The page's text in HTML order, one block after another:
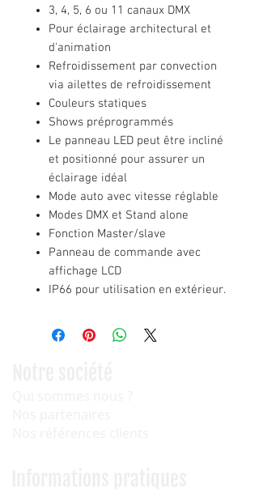
3, 4, 5, 6 ou 11 canaux DMX
Pour éclairage architectural et
d'animation
Refroidissement par convection
via ailettes de refroidissement
Couleurs statiques
Shows préprogrammés
Le panneau LED peut être incliné
et positionné pour assurer un
éclairage idéal
Mode auto avec vitesse réglable
Modes DMX et Stand alone
Fonction Master/slave
Panneau de commande avec
affichage LCD
IP66 pour utilisation en extérieur.